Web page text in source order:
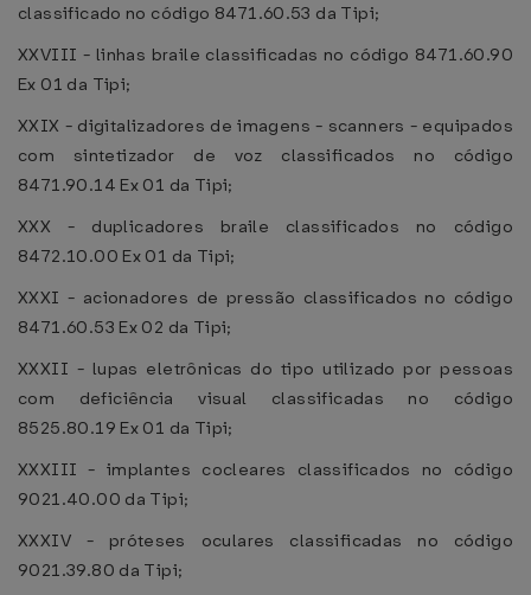
classificado no código 8471.60.53 da Tipi;
XXVIII - linhas braile classificadas no código 8471.60.90
Ex 01 da Tipi;
XXIX - digitalizadores de imagens - scanners - equipados
com sintetizador de voz classificados no código
8471.90.14 Ex 01 da Tipi;
XXX - duplicadores braile classificados no código
8472.10.00 Ex 01 da Tipi;
XXXI - acionadores de pressão classificados no código
8471.60.53 Ex 02 da Tipi;
XXXII - lupas eletrônicas do tipo utilizado por pessoas
com deficiência visual classificadas no código
8525.80.19 Ex 01 da Tipi;
XXXIII - implantes cocleares classificados no código
9021.40.00 da Tipi;
XXXIV - próteses oculares classificadas no código
9021.39.80 da Tipi;